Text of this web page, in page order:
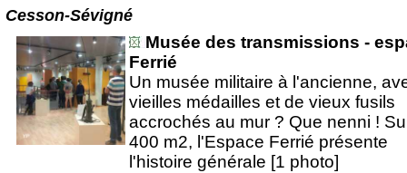
Cesson-Sévigné
Musée des transmissions -
Ferrié
Un musée militaire à l'ancienne,
vieilles médailles et de vieux fusils
accrochés au mur ? Que nenni !
400 m2, l'Espace Ferrié présente
l'histoire générale [1 photo]